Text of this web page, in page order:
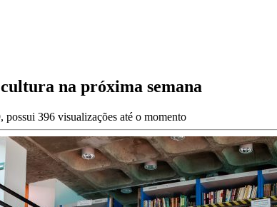
na próxima semana
possui 396 visualizações até o momento